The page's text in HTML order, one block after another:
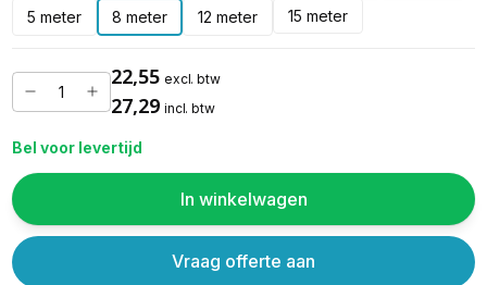
5 meter
8 meter 12 meter 15 meter
22,55 excl. btw
27,29 incl. btw
Bel voor levertijd
In winkelwagen
Vraag offerte aan